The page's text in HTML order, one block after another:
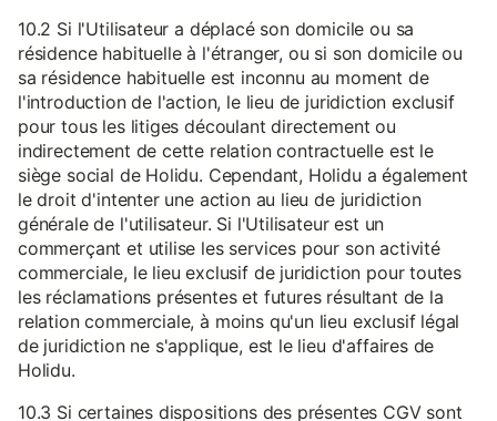
10.2 Si l'Utilisateur a déplacé son domicile ou sa
résidence habituelle à l'étranger, ou si son domicile ou
sa résidence habituelle est inconnu au moment de
l'introduction de l'action, le lieu de juridiction exclusif
pour tous les litiges découlant directement ou
indirectement de cette relation contractuelle est le
siège social de Holidu. Cependant, Holidu a également
le droit d'intenter une action au lieu de juridiction
générale de l'utilisateur. Si l'Utilisateur est un
commerçant et utilise les services pour son activité
commerciale, le lieu exclusif de juridiction pour toutes
les réclamations présentes et futures résultant de la
relation commerciale, à moins qu'un lieu exclusif légal
de juridiction ne s'applique, est le lieu d'affaires de
Holidu.
10.3 Si certaines dispositions des présentes CGV sont